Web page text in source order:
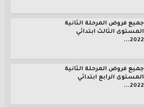
جميع فروض المرحلة الثانية
المستوى الثالث ابتدائي
2022...
جميع فروض المرحلة الثانية
المستوى الرابع ابتدائي
2022...